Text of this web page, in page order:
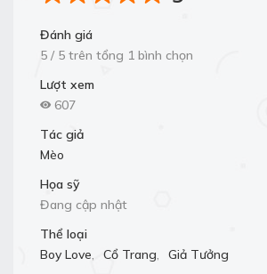
Đánh giá
5 / 5 trên tổng 1 bình chọn
Lượt xem
607
Tác giả
Mèo
Họa sỹ
Đang cập nhật
Thể loại
Boy Love, Cổ Trang,
Giả Tưởng